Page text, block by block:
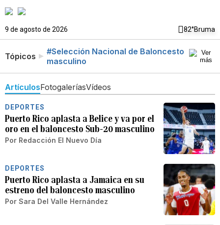
9 de agosto de 2026 82°Bruma
Tópicos
#Selección Nacional de Baloncesto
masculino
ArtículosFotogaleríasVídeos
DEPORTES
Puerto Rico aplasta a Belice y va por el
oro en el baloncesto Sub-20 masculino
Por Redacción El Nuevo Día
DEPORTES
Puerto Rico aplasta a Jamaica en su
estreno del baloncesto masculino
Por Sara Del Valle Hernández